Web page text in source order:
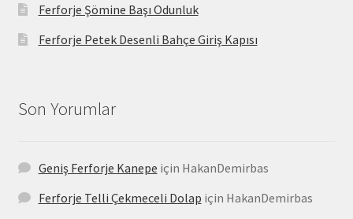
Ferforje Şömine Başı Odunluk
Ferforje Petek Desenli Bahçe Giriş Kapısı
Son Yorumlar
Geniş Ferforje Kanepe için HakanDemirbas
Ferforje Telli Çekmeceli Dolap için HakanDemirbas